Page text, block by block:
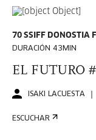
70 SSIFF DONOSTIA
DURACIÓN 43MIN
EL FUTURO
ISAKI LACUESTA
ESCUCHAR